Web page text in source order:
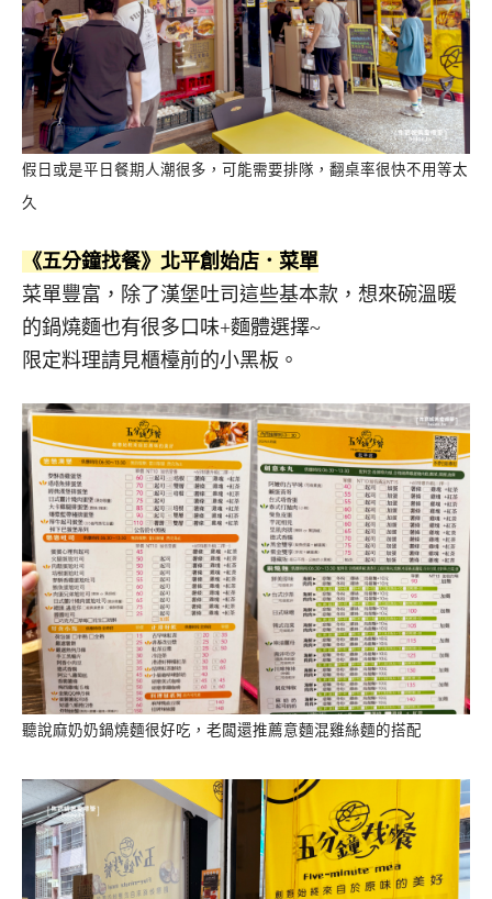
假日或是平日餐期人潮很多，可能需要排隊，翻桌率很快不用等太
久
《五分鐘找餐》北平創始店．菜單
菜單豐富，除了漢堡吐司這些基本款，想來碗溫暖
的鍋燒麵也有很多口味+麵體選擇~
限定料理請見櫃檯前的小黑板。
聽說麻奶奶鍋燒麵很好吃，老闆還推薦意麵混雞絲麵的搭配